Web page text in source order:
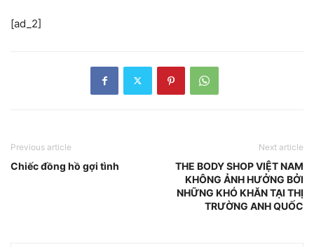
[ad_2]
Previous article
Chiếc đồng hồ gợi tình
Next article
THE BODY SHOP VIỆT NAM
KHÔNG ẢNH HƯỞNG BỞI
NHỮNG KHÓ KHĂN TẠI THỊ
TRƯỜNG ANH QUỐC